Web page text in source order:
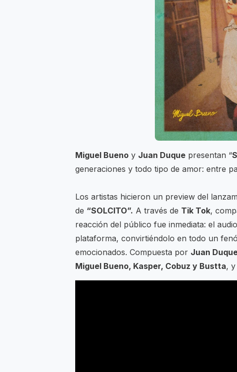
Miguel Bueno y Juan Duque presentan “
generaciones y todo tipo de amor: entre
Los artistas hicieron un preview del
de “SOLCITO”. A través de Tik Tok,
reacción del público fue inmediata: el
plataforma, convirtiéndolo en todo un
emocionados. Compuesta por Juan
Miguel Bueno, Kasper, Cobuz y Bustta,